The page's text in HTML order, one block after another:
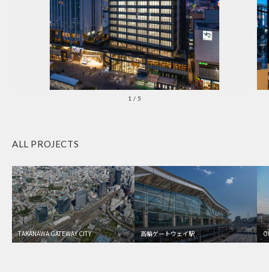
1 / 5
ALL PROJECTS
TAKANAWA GATEWAY CITY 高輪ゲートウェイ駅